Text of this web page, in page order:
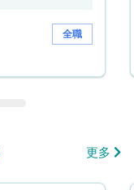
全職
更多